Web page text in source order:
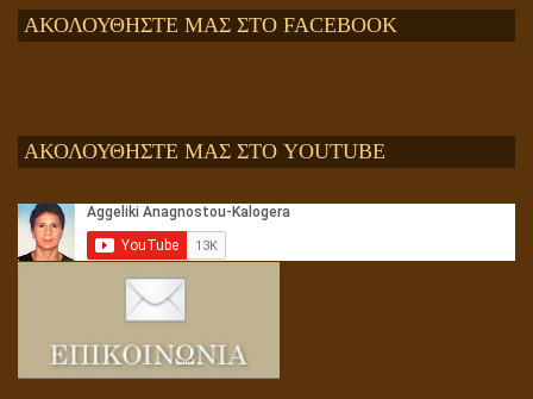
Αληθής και επίπλαστη πνευματικότητα
ΑΚΟΛΟΥΘΗΣΤΕ ΜΑΣ ΣΤΟ FACEBOOK
ΑΚΟΛΟΥΘΗΣΤΕ ΜΑΣ ΣΤΟ YOUTUBE